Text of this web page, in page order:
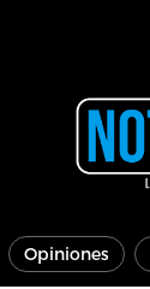
Opiniones